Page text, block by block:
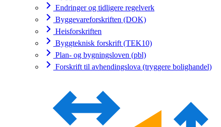
Endringer og tidligere regelverk
Byggevareforskriften (DOK)
Heisforskriften
Byggteknisk forskrift (TEK10)
Plan- og bygningsloven (pbl)
Forskrift til avhendingslova (tryggere bolighandel)